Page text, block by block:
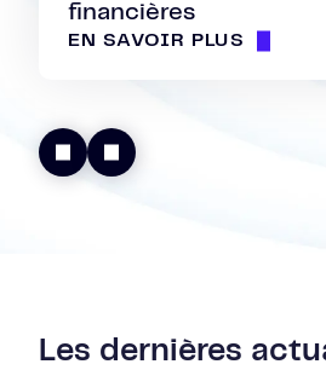
financières
EN SAVOIR PLUS
Les dernières